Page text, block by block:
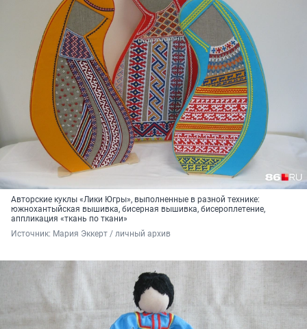
Авторские куклы «Лики Югры», выполненные в разной технике:
южнохантыйская вышивка, бисерная вышивка, бисероплетение,
аппликация «ткань по ткани»
Источник: Мария Эккерт / личный архив